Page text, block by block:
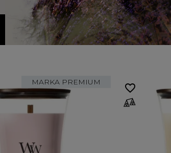
MARKA PREMIUM favorite_border